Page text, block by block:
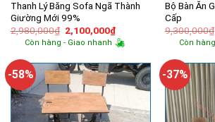
Thanh Lý Băng Sofa Ngã Thành
Giường Mới 99%
2,980,000₫ Giá
gốc
là:
2,100,000₫Giá
hiện
tại
2,100,000₫.
Còn hàng - Giao nhanh
Bộ Bàn Ăn
Cấp
9,300,000₫
Còn
-58% -37%